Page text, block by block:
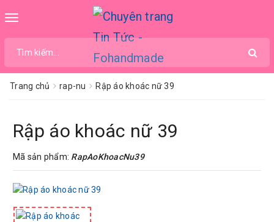
Toggle
Trang chủ rap-nu Rập áo khoác nữ 39
Rập áo khoác nữ 39
Mã sản phẩm: RapAoKhoacNu39